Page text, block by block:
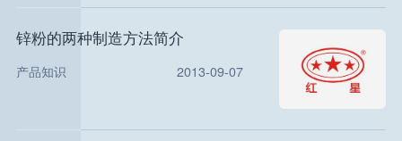
锌粉的两种制造方法简介
产品知识 2013-09-07